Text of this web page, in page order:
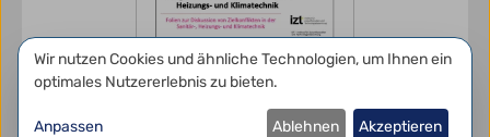
Datenschutzeinstellungen
Wir nutzen Cookies und ähnliche Technologien, um Ihnen ein
optimales Nutzererlebnis zu bieten.
Anpassen Ablehnen Akzeptieren